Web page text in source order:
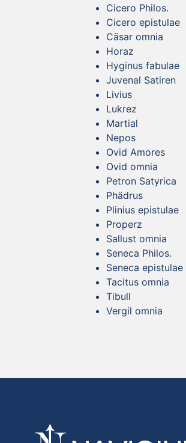
Cicero Philos.
Cicero epistulae
Cäsar omnia
Horaz
Hyginus fabulae
Juvenal Satiren
Livius
Lukrez
Martial
Nepos
Ovid Amores
Ovid omnia
Petron Satyrica
Phädrus
Plinius epistulae
Properz
Sallust omnia
Seneca Philos.
Seneca epistulae
Tacitus omnia
Tibull
Vergil omnia